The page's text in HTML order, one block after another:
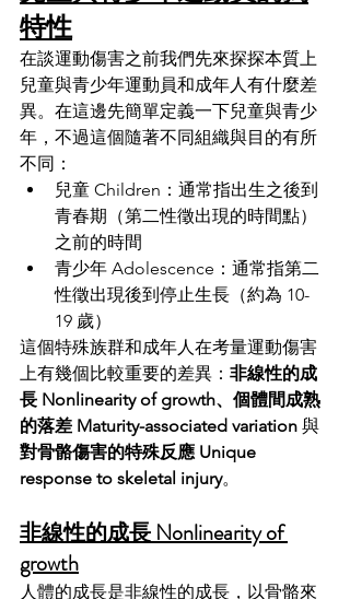
特性
在談運動傷害之前我們先來探探本質上
兒童與青少年運動員和成年人有什麼差
異。在這邊先簡單定義一下兒童與青少
年，不過這個隨著不同組織與目的有所
不同：
兒童 Children：通常指出生之後到
青春期（第二性徵出現的時間點）
之前的時間
青少年 Adolescence：通常指第二
性徵出現後到停止生長（約為 10-
19 歲）
這個特殊族群和成年人在考量運動傷害
上有幾個比較重要的差異： 非線性的成
長 Nonlinearity of growth、個體間成熟
的落差 Maturity-associated variation 與
對骨骼傷害的特殊反應 Unique
response to skeletal injury。
非線性的成長 Nonlinearity of
growth
人體的成長是非線性的成長，以骨骼來